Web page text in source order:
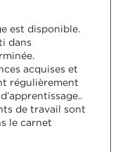
est disponible.
dans
acquises et
régulièrement
de travail sont
le carnet